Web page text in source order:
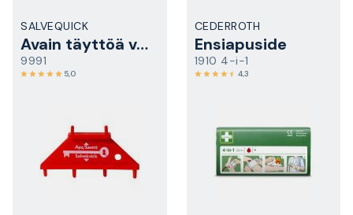
SALVEQUICK
Avain täyttöä varten
9991
5,0
CEDERROTH
Ensiapuside
1910 4-i-1
4,3